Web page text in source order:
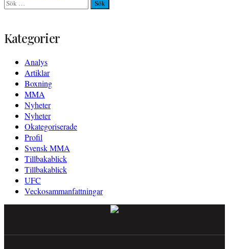
efter:
Kategorier
Analys
Artiklar
Boxning
MMA
Nyheter
Nyheter
Okategoriserade
Profil
Svensk MMA
Tillbakablick
Tillbakablick
UFC
Veckosammanfattningar